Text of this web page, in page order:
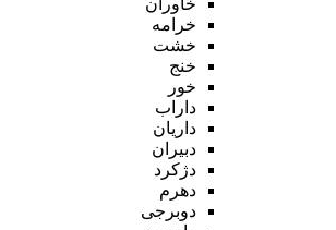
خرامه
خشت
خنج
خور
داراب
داریان
دبیران
دژکرد
دهرم
دوبرجی